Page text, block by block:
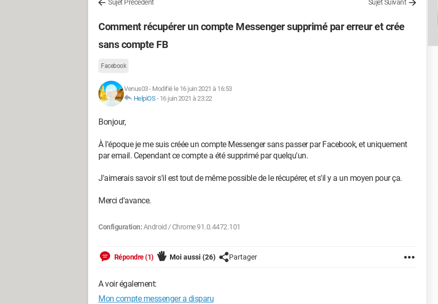
Sujet Précédent Sujet Suivant
Comment récupérer un compte Messenger supprimé par erreur et crée
sans compte FB
Facebook
Venus03- Modifié le 16 juin 2021 à 16:53
HelpiOS- 16 juin 2021 à 23:22
Bonjour,
À l'époque je me suis créée un compte Messenger sans passer par Facebook, et uniquement
par email. Cependant ce compte a été supprimé par quelqu'un.
J'aimerais savoir s'il est tout de même possible de le récupérer, et s'il y a un moyen pour ça.
Merci d'avance.
Configuration:Android / Chrome 91.0.4472.101
Répondre (1) Moi aussi (26) Partager
A voir également:
Mon compte messenger a disparu